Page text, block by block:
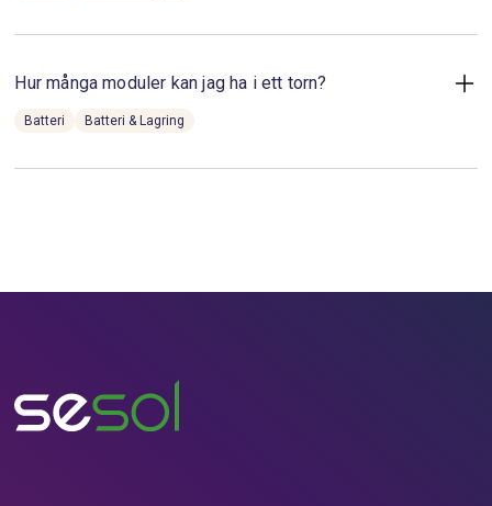
Huawei-garanti så länge installationen utförs av
Hur många moduler kan jag ha i ett torn?
Batteri Batteri & Lagring